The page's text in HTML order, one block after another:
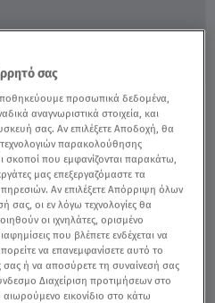
σας
προσωπικά δεδομένα,
αναγνωριστικά στοιχεία, και
σας. Αν επιλέξετε Αποδοχή, θα
παρακολούθησης
σκοποί που εμφανίζονται παρακάτω,
μας επεξεργαζόμαστε τα
Αν επιλέξετε Απόρριψη όλων
οι εν λόγω τεχνολογίες θα
οι ιχνηλάτες, ορισμένο
που βλέπετε ενδέχεται να
να επανεμφανίσετε αυτό το
σας ή να αποσύρετε τη συναίνεσή σας
Διαχείριση προτιμήσεων στο
εικονίδιο στο κάτω